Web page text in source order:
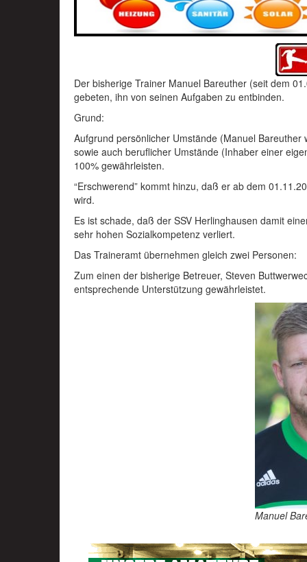
Der bisherige Trainer Manuel Bareuther (seit dem
gebeten, ihn von seinen Aufgaben zu entbinden.
Grund:
Aufgrund persönlicher Umstände (Manuel
sowie auch beruflicher Umstände (Inhaber einer
100% gewährleisten.
“Erschwerend” kommt hinzu, daß er ab dem
wird.
Es ist schade, daß der SSV Herlinghausen damit
sehr hohen Sozialkompetenz verliert.
Das Traineramt übernehmen gleich zwei Personen:
Zum einen der bisherige Betreuer, Steven
entsprechende Unterstützung gewährleistet.
Manuel